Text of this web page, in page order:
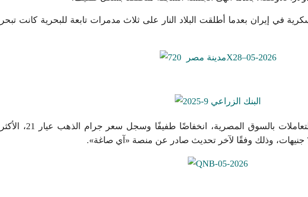
في إيران بعدما أطلقت البلاد النار على ثلاث مدمرات تابعة للبحرية كانت تبحر
انخفضت أسعار الذهب في بداية التعاملات بالسوق المصرية، انخفاضًا طفيفًا وسجل سعر جرام الذهب عيار 21، الأكثر